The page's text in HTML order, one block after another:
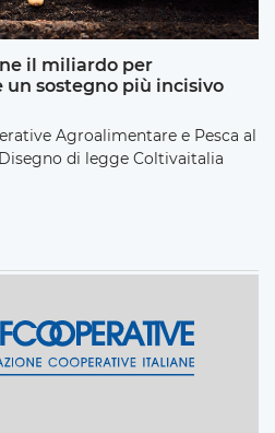
il miliardo per
un sostegno più incisivo
Agroalimentare e Pesca al
di legge Coltivaitalia